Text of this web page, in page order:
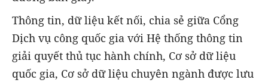
Thông tin, dữ liệu kết nối, chia sẻ giữa Cổng
Dịch vụ công quốc gia với Hệ thống thông tin
giải quyết thủ tục hành chính, Cơ sở dữ liệu
quốc gia, Cơ sở dữ liệu chuyên ngành được lưu